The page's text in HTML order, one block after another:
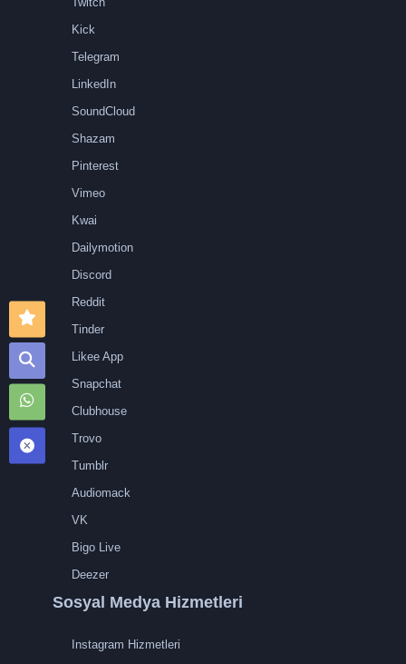
Kick
Telegram
LinkedIn
SoundCloud
Shazam
Pinterest
Vimeo
Kwai
Dailymotion
Discord
Reddit
Tinder
Likee App
Snapchat
Clubhouse
Trovo
Tumblr
Audiomack
VK
Bigo Live
Deezer
Sosyal Medya Hizmetleri
Instagram Hizmetleri